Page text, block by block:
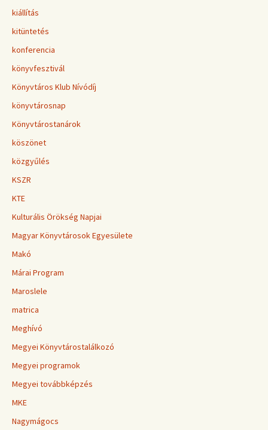
kiállítás
kitüntetés
konferencia
könyvfesztivál
Könyvtáros Klub Nívódíj
könyvtárosnap
Könyvtárostanárok
köszönet
közgyűlés
KSZR
KTE
Kulturális Örökség Napjai
Magyar Könyvtárosok Egyesülete
Makó
Márai Program
Maroslele
matrica
Meghívó
Megyei Könyvtárostalálkozó
Megyei programok
Megyei továbbképzés
MKE
Nagymágocs